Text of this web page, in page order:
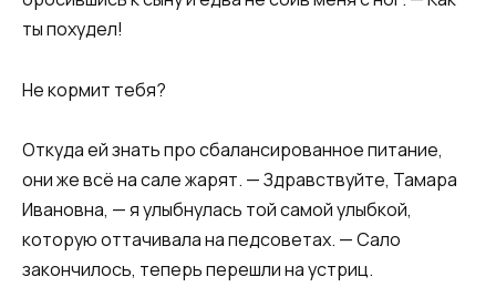
ты похудел!
Не кормит тебя?
Откуда ей знать про сбалансированное питание,
они же всё на сале жарят. — Здравствуйте, Тамара
Ивановна, — я улыбнулась той самой улыбкой,
которую оттачивала на педсоветах. — Сало
закончилось, теперь перешли на устриц.